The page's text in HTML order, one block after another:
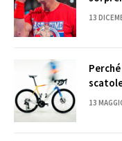
Cena
13
13